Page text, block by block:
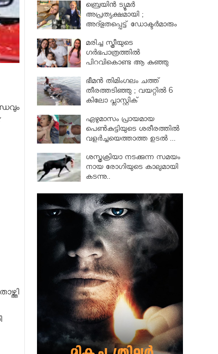
ബ്രെയിൻ ട്യൂമർ
അപ്രത്യക്ഷമായി ;
അദ്ഭുതപ്പെട്ട് ഡോക്ടർമാരും
മരിച്ച സ്ത്രീയുടെ
ഗര്‍ഭപാത്രത്തില്‍
പിറവികൊണ്ട ആ കുഞ്ഞു
ഭീമന്‍ തിമിംഗലം ചത്ത്
തീരത്തടിഞ്ഞു ; വയറ്റില്‍ 6
കിലോ പ്ലാസ്റ്റിക്
ഏഴുമാസം പ്രായമായ
പെണ്‍കുട്ടിയുടെ ശരീരത്തില്‍
വളര്‍ച്ചയെത്താത്ത ഉടല്‍ ...
ശസ്ത്രക്രിയാ നടക്കുന്ന സമയം
നായ രോഗിയുടെ കാലുമായി
കടന്നു..